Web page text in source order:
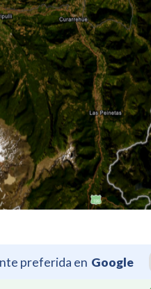
preferida en Google